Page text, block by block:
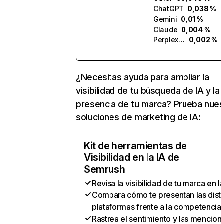
ChatGPT 0,038 %
Gemini 0,01 %
Claude 0,004 %
Perplexity
0,002 %
¿Necesitas ayuda para ampliar la
visibilidad de tu búsqueda de IA y la
presencia de tu marca? Prueba
soluciones de marketing de IA:
Kit de herramientas de
Visibilidad en la IA de
Semrush
Revisa la visibilidad de tu marca en
Compara cómo te presentan las
plataformas frente a la competencia
Rastrea el sentimiento y las